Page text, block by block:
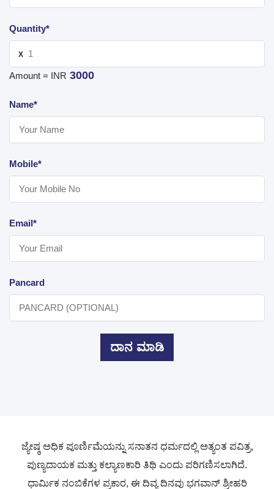
Quantity*
X
Amount = INR 3000
Name*
Mobile*
Email*
Pancard
ದಾನ ಮಾಡಿ
ಜ್ಯೇಷ್ಠ ಅಧಿಕ ಪೂರ್ಣಿಮೆಯನ್ನು ಸನಾತನ ಧರ್ಮದಲ್ಲಿ ಅತ್ಯಂತ ಪವಿತ್ರ,
ಪುಣ್ಯದಾಯಕ ಮತ್ತು ಕಲ್ಯಾಣಕಾರಿ ತಿಥಿ ಎಂದು ಪರಿಗಣಿಸಲಾಗಿದೆ.
ಧಾರ್ಮಿಕ ನಂಬಿಕೆಗಳ ಪ್ರಕಾರ, ಈ ದಿವ್ಯ ದಿನವು ಭಗವಾನ್ ಶ್ರೀಹರಿ